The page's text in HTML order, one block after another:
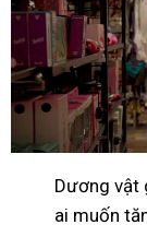
Dương vật
ai muốn